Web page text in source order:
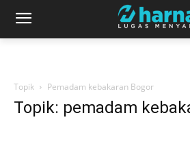
Topik Pemadam kebakaran Bogor
Topik: pemadam